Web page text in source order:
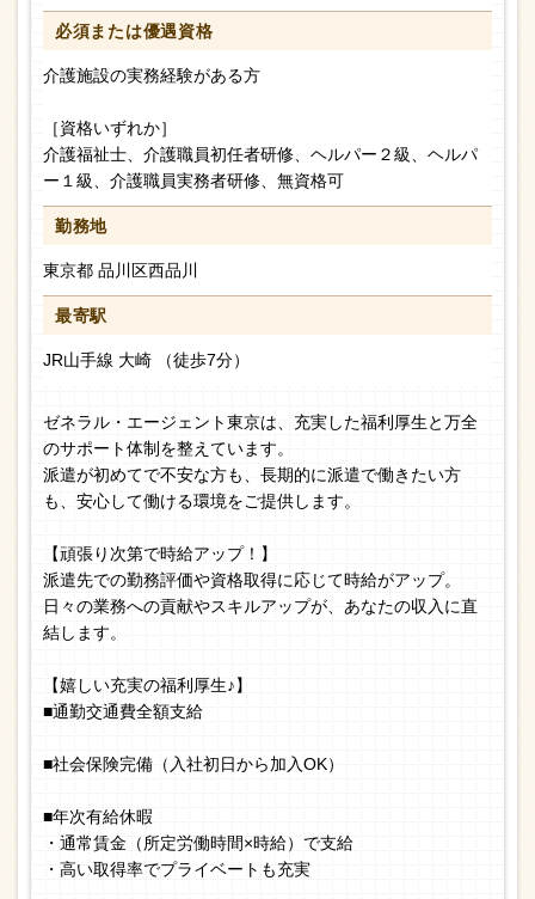
必須または優遇資格
介護施設の実務経験がある方
［資格いずれか］
介護福祉士、介護職員初任者研修、ヘルパー２級、ヘルパ
ー１級、介護職員実務者研修、無資格可
勤務地
東京都 品川区西品川
最寄駅
JR山手線 大崎 （徒歩7分）
ゼネラル・エージェント東京は、充実した福利厚生と万全
のサポート体制を整えています。
派遣が初めてで不安な方も、長期的に派遣で働きたい方
も、安心して働ける環境をご提供します。
【頑張り次第で時給アップ！】
派遣先での勤務評価や資格取得に応じて時給がアップ。
日々の業務への貢献やスキルアップが、あなたの収入に直
結します。
【嬉しい充実の福利厚生♪】
■通勤交通費全額支給
■社会保険完備（入社初日から加入OK）
■年次有給休暇
・通常賃金（所定労働時間×時給）で支給
・高い取得率でプライベートも充実